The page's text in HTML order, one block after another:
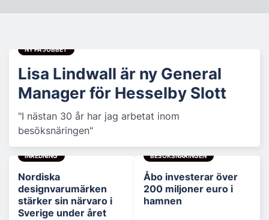
NY PÅ JOBBET
Lisa Lindwall är ny General
Manager för Hesselby Slott
"I nästan 30 år har jag arbetat inom
besöksnäringen"
INREDNING
Nordiska
designvarumärken
stärker sin närvaro i
Sverige under året
BESÖKSNÄRINGEN
Åbo investerar över
200 miljoner euro i
hamnen